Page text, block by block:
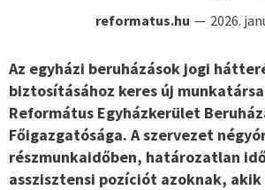
reformatus.hu 2026.
Az egyházi beruházások jogi
biztosításához keres új
Református Egyházkerület
Főigazgatósága. A szervezet
részmunkaidőben, határozatlan
asszisztensi pozíciót azoknak,